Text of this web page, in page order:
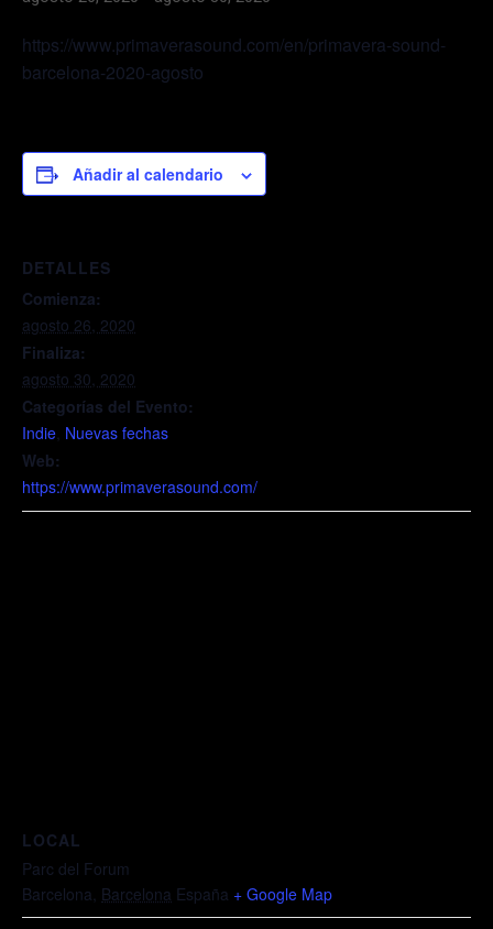
https://www.primaverasound.com/en/primavera-sound-
barcelona-2020-agosto
Añadir al calendario
DETALLES
Comienza:
agosto 26, 2020
Finaliza:
agosto 30, 2020
Categorías del Evento:
Indie, Nuevas fechas
Web:
https://www.primaverasound.com/
LOCAL
Parc del Forum
Barcelona, Barcelona España + Google Map